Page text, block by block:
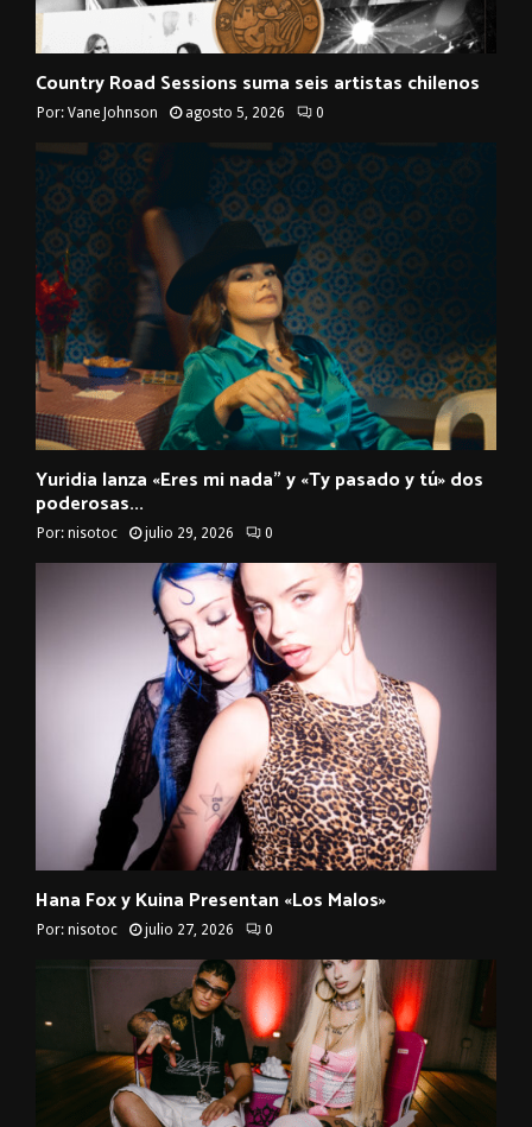
Country Road Sessions suma seis artistas chilenos
Por: Vane Johnson agosto 5, 2026 0
Yuridia lanza «Eres mi nada” y «Ty pasado y tú» dos
poderosas...
Por: nisotoc julio 29, 2026 0
Hana Fox y Kuina Presentan «Los Malos»
Por: nisotoc julio 27, 2026 0